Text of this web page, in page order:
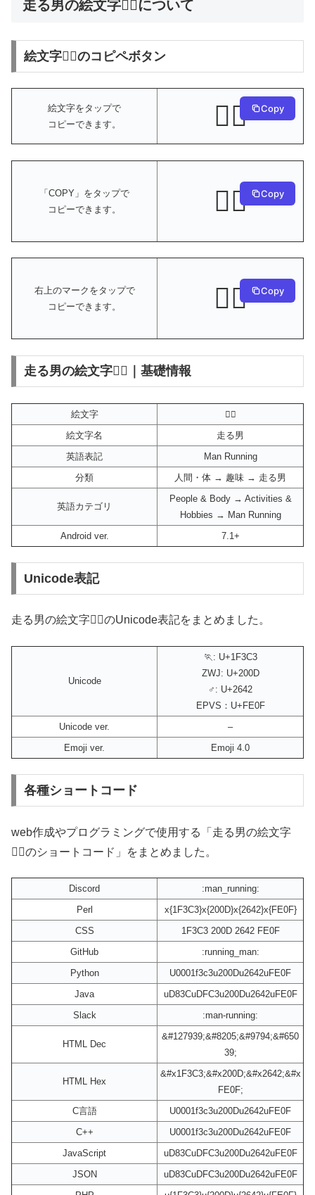
走る男の絵文字🏃‍♂️について
絵文字🏃‍♂️のコピペボタン
絵文字をタップで
コピーできます。
🏃‍♂️ Copy
「COPY」をタップで
コピーできます。
🏃‍♂️ Copy
右上のマークをタップで
コピーできます。
🏃‍♂️ Copy
走る男の絵文字🏃‍♂️｜基礎情報
絵文字
🏃‍♂️
絵文字名
走る男
英語表記
Man Running
分類
人間・体 → 趣味 → 走る男
英語カテゴリ
People & Body → Activities &
Hobbies → Man Running
Android ver.
7.1+
Unicode表記
走る男の絵文字🏃‍♂️のUnicode表記をまとめました。
Unicode
🏃: U+1F3C3
ZWJ: U+200D
♂: U+2642
EPVS：U+FE0F
Unicode ver.
–
Emoji ver.
Emoji 4.0
各種ショートコード
web作成やプログラミングで使用する「走る男の絵文字
🏃‍♂️のショートコード」をまとめました。
Discord
:man_running:
Perl
x{1F3C3}x{200D}x{2642}x{FE0F}
CSS
1F3C3 200D 2642 FE0F
GitHub
:running_man:
Python
U0001f3c3u200Du2642uFE0F
Java
uD83CuDFC3u200Du2642uFE0F
Slack
:man-running:
HTML Dec
&#127939;&#8205;&#9794;&#650
39;
HTML Hex
&#x1F3C3;&#x200D;&#x2642;&#x
FE0F;
C言語
U0001f3c3u200Du2642uFE0F
C++
U0001f3c3u200Du2642uFE0F
JavaScript
uD83CuDFC3u200Du2642uFE0F
JSON
uD83CuDFC3u200Du2642uFE0F